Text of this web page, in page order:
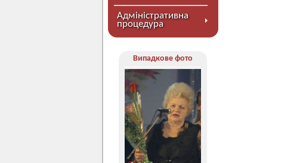
Адміністративна
процедура
Випадкове фото